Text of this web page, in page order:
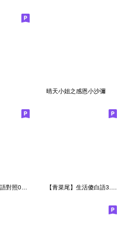
晴天小姐之感恩小沙彌